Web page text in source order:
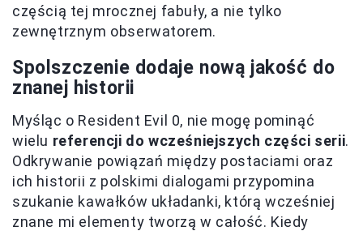
częścią tej mrocznej fabuły, a nie tylko
zewnętrznym obserwatorem.
Spolszczenie dodaje nową jakość do
znanej historii
Myśląc o Resident Evil 0, nie mogę pominąć
wielu referencji do wcześniejszych części serii.
Odkrywanie powiązań między postaciami oraz
ich historii z polskimi dialogami przypomina
szukanie kawałków układanki, którą wcześniej
znane mi elementy tworzą w całość. Kiedy